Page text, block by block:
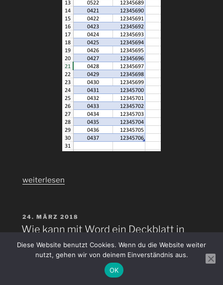
„9.
annus
jubilaeus:
Plural:
weiterlesen
VERÖFFENTLICHT
AM
24. MÄRZ 2018
Wie kann mit Word ein Deckblatt in
einem Seriendruck Dokument
eingefügt werden, das nur einmal
Diese Website benutzt Cookies. Wenn du die Website weiter
nutzt, gehen wir von deinem Einverständnis aus.
OK